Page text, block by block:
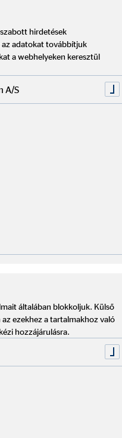
az „
”, valamint „OVB
(Lakás-előtakarékossági
tartalmazzák.
illetve az
valamint az „OVB
(Lakás-előtakarékossági
aktuális szövegei
az „OVB
„OVB Ügyféltájékoztató-
Ügyféltájékoztató
megfelelő
tájékoztatást (ideértve
célját, időtartamát, az
a magyar nyelvű „
formában elérhető a
Adatkezelési
megfelelő
hirdetések
az adatokat továbbítjuk
a webhelyeken keresztül
A/S
általában blokkoljuk. Külső
ezekhez a tartalmakhoz való
hozzájárulásra.